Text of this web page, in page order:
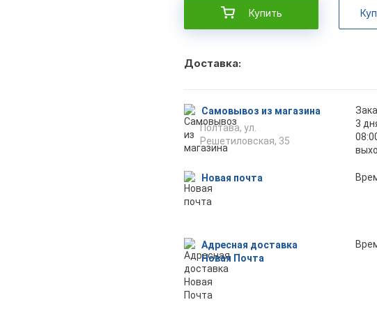
Купить
Доставка:
Самовывоз из магазина
Полтава, ул.
Решетиловская, 35
3
Новая почта
Адресная доставка
Новая Почта